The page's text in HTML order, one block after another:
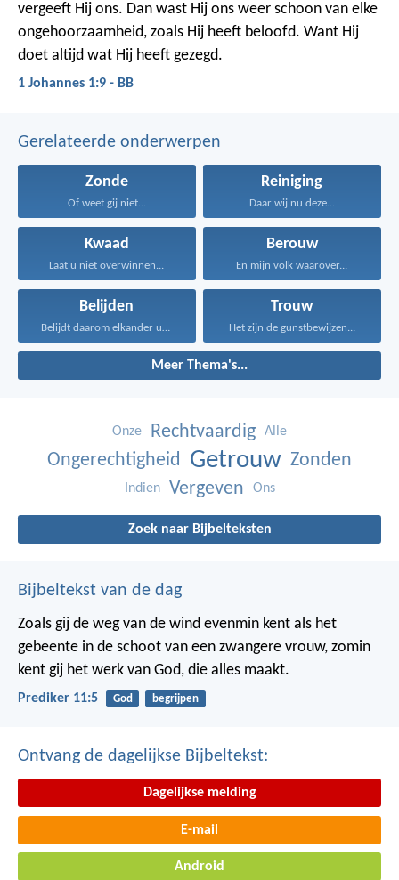
vergeeft Hij ons. Dan wast Hij ons weer schoon van elke
ongehoorzaamheid, zoals Hij heeft beloofd. Want Hij
doet altijd wat Hij heeft gezegd.
1 Johannes 1:9 - BB
Gerelateerde onderwerpen
Zonde
Of weet gij niet...
Reiniging
Daar wij nu deze...
Kwaad
Laat u niet overwinnen...
Berouw
En mijn volk waarover...
Belijden
Belijdt daarom elkander uw...
Trouw
Het zijn de gunstbewijzen...
Meer Thema's...
Onze Rechtvaardig Alle
Ongerechtigheid Getrouw Zonden
Indien Vergeven Ons
Zoek naar Bijbelteksten
Bijbeltekst van de dag
Zoals gij de weg van de wind evenmin kent als het
gebeente in de schoot van een zwangere vrouw, zomin
kent gij het werk van God, die alles maakt.
Prediker 11:5 God begrijpen
Ontvang de dagelijkse Bijbeltekst:
Dagelijkse melding
E-mail
Android